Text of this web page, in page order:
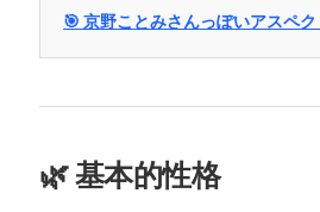
🎯 京野ことみさんっぽいアスペ
🌿 基本的性格